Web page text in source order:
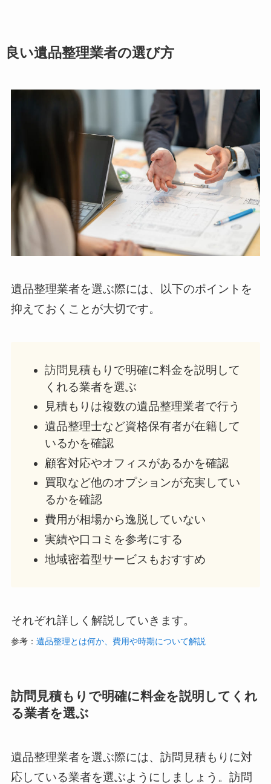
良い遺品整理業者の選び方
遺品整理業者を選ぶ際には、以下のポイントを
抑えておくことが大切です。
訪問見積もりで明確に料金を説明して
くれる業者を選ぶ
見積もりは複数の遺品整理業者で行う
遺品整理士など資格保有者が在籍して
いるかを確認
顧客対応やオフィスがあるかを確認
買取など他のオプションが充実してい
るかを確認
費用が相場から逸脱していない
実績や口コミを参考にする
地域密着型サービスもおすすめ
それぞれ詳しく解説していきます。
参考： 遺品整理とは何か、費用や時期について解説
訪問見積もりで明確に料金を説明してくれ
る業者を選ぶ
遺品整理業者を選ぶ際には、訪問見積もりに対
応している業者を選ぶようにしましょう。訪問